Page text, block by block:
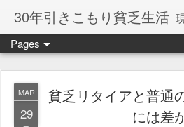
30年引きこもり貧乏生活 現在、なんと
Pages
MAR
29
貧乏リタイアと普通
には差